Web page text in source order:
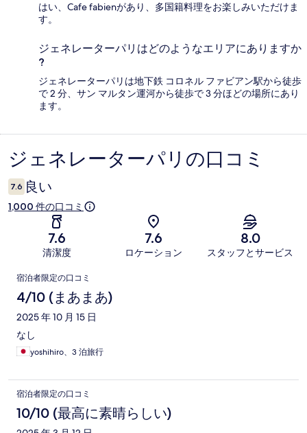
はい、Cafe fabienがあり、多国籍料理をお楽しみいただけま
す。
ジェネレーターパリはどのようなエリアにありますか
?
ジェネレーターパリは地下鉄 コロネル ファビアン駅から徒歩
で 2 分、サン マルタン運河から徒歩で 3 分ほどの場所にあり
ます。
口
コ
ミ
ジェネレーターパリの口コミ
7.6 良い
1,000 件の口コミ
7.6
清潔度
7.6
ロケーション
8.0
スタッフとサービス
口
コ
ミ
宿泊者限定の口コミ
4/10 (まあまあ)
2025 年 10 月 15 日
なし
yoshihiro、3 泊旅行
宿泊者限定の口コミ
10/10 (最高に素晴らしい)